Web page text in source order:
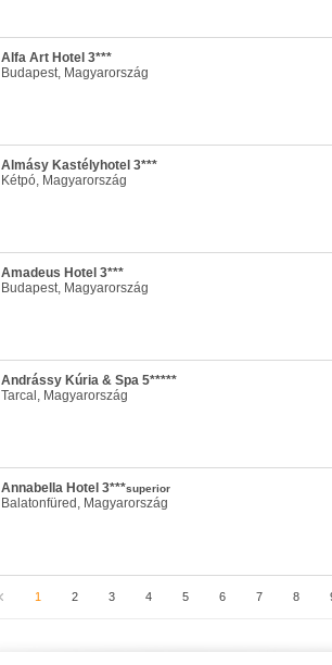
Alfa Art Hotel 3***
Budapest, Magyarország
Almásy Kastélyhotel 3***
Kétpó, Magyarország
Amadeus Hotel 3***
Budapest, Magyarország
Andrássy Kúria & Spa 5*****
Tarcal, Magyarország
Annabella Hotel 3***superior
Balatonfüred, Magyarország
1 2 3 4 5 6 7 8